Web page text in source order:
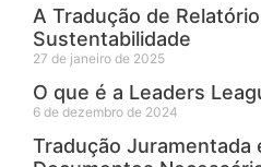
A Tradução de
Sustentabilidade
27 de janeiro de 2025
O que é a Leaders
6 de dezembro de 2024
Tradução Juramentada